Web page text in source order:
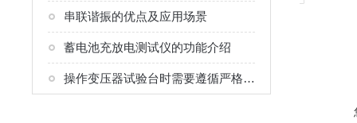
串联谐振的优点及应用场景
蓄电池充放电测试仪的功能介绍
操作变压器试验台时需要遵循严格的安全规程